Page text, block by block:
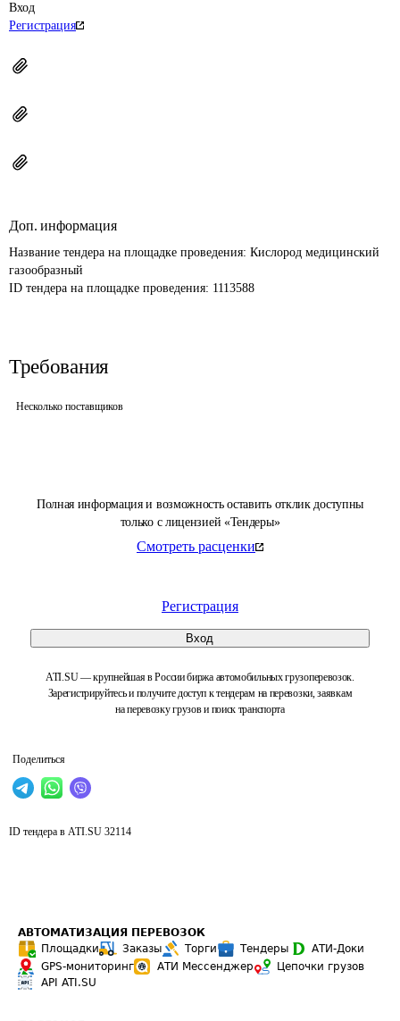
Полная информация и возможность оставить отклик доступны
только с лицензией «Тендеры»
Смотреть расценки
Регистрация
Вход
ATI.SU — крупнейшая в России биржа автомобильных грузоперевозок.
Зарегистрируйтесь и получите доступ к тендерам на перевозки, заявкам
на перевозку грузов и поиск транспорта
Поделиться
Вход
Регистрация
Доп. информация
Название тендера на площадке проведения: Кислород медицинский
газообразный
ID тендера на площадке проведения: 1113588
Требования
Несколько поставщиков
ID тендера в ATI.SU 32114
АВТОМАТИЗАЦИЯ ПЕРЕВОЗОК
Площадки
Заказы Торги Тендеры
АТИ-Доки
GPS-мониторинг
АТИ Мессенджер
Цепочки грузов
API ATI.SU